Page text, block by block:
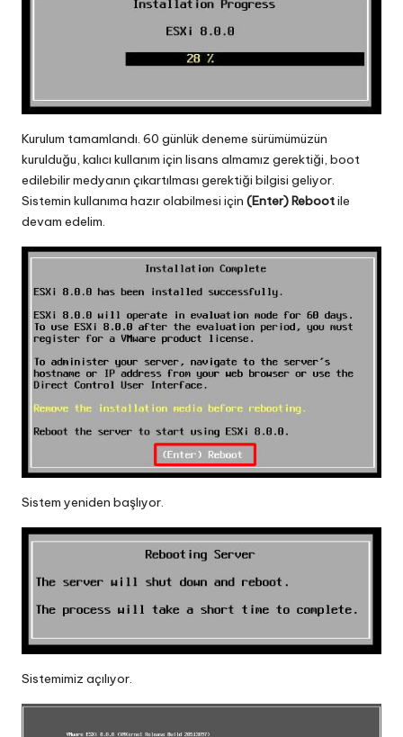
Kurulum tamamlandı. 60 günlük deneme sürümümüzün
kurulduğu, kalıcı kullanım için lisans almamız gerektiği, boot
edilebilir medyanın çıkartılması gerektiği bilgisi geliyor.
Sistemin kullanıma hazır olabilmesi için (Enter) Rebootile
devam edelim.
Sistem yeniden başlıyor.
Sistemimiz açılıyor.